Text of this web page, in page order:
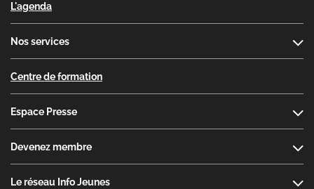
L'agenda
Nos services
Centre de formation
Espace Presse
Devenez membre
Le réseau Info Jeunes